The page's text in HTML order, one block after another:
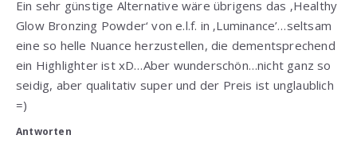
Ein sehr günstige Alternative wäre übrigens das ‚Healthy
Glow Bronzing Powder‘ von e.l.f. in ‚Luminance’…seltsam
eine so helle Nuance herzustellen, die dementsprechend
ein Highlighter ist xD…Aber wunderschön…nicht ganz so
seidig, aber qualitativ super und der Preis ist unglaublich
=)
Antworten